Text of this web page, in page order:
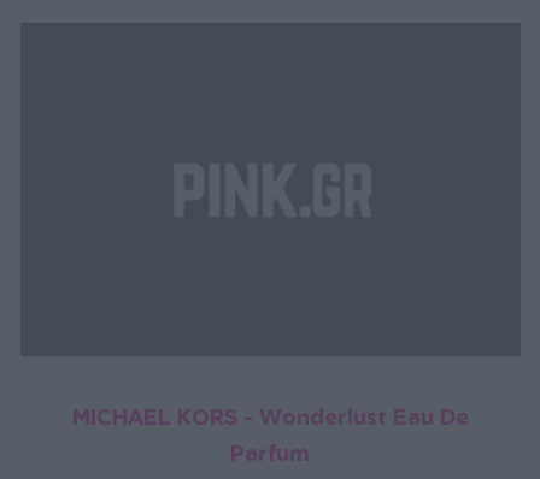
MICHAEL KORS - Wonderlust Eau De
Parfum